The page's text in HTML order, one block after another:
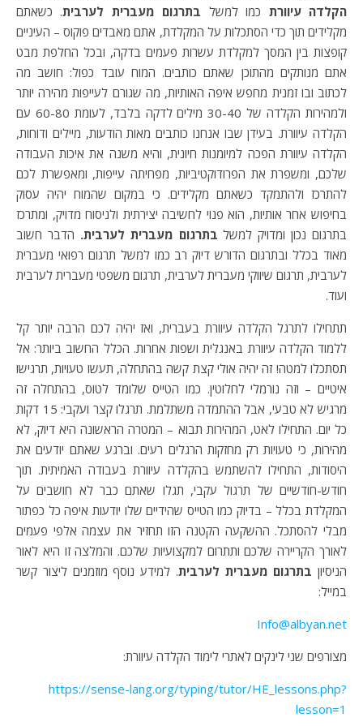
הקלדה עיוורת כמו למשל בתרגום מעברית לערבית. כשאתם
מקלידים תוך כדי הסתכלות על המקלדת, אתם מאבדים פוקוס – העיניים
קופצות בין המסך למקלדת עשרות פעמים בדקה, ובכל החלפת מבט
אתם מנותקים מהתוכן שאתם כותבים. המוח עובד כפול: חושב מה
לכתוב ובו זמנית מחפש איפה האותיות, מה שגורם לעייפות מהירה יותר
ולמהירות הקלדה של 30-40 מילים לדקה בלבד, לעומת 60-80 עם
הקלדה עיוורת. בעידן שבו אנחנו כותבים מאות הודעות, מיילים ודוחות,
הקלדה עיוורת הפכה למיומנות חיונית, והיא משנה את איכות העבודה
שלכם, ומשפרת את הפרודוקטיביות, מפחיתה עייפות, ומאפשרת לכם
להתרכז ולהתמקד כשאתם מקלידים. כי במקום שהמוח יהיה עסוק
בחיפוש אחר אותיות, הוא פנוי לחשיבה יצירתית ולניסוח מדויק, ומתרכז
בתרגום נכון ומדויק למשל בתרגום מעברית לערבית. הדבר חשוב
מאוד בכלל ובתרגום הדורש דיוק רב כמו למשל תרגום רפואי מעברית
לערבית, תרגום שיווקי מעברית לערבית, תרגום משפטי מעברית לערבית
ועוד.
תתחילו לתרגל הקלדה עיוורת בעברית, ואז יהיה לכם הרבה יותר קל
ללמוד הקלדה עיוורת באנגלית ושפות אחרות. הכלל החשוב ביותר: אל
תסתכלו למטה! זה יהיה אולי קצת קשה בהתחלה, תעשו טעויות, תרגישו
איטיים – וזה נורמלי לחלוטין. כמו הטייס שלומד לטוס, בהתחלה זה
מרגיש לא טבעי, אבל ההתמדה משתלמת. תרגלו קצר ועקבי: 15 דקות
כל יום. התחילו לאט, המהירות תבוא – המטרה הראשונה היא דיוק, לא
מהירות, כי טעויות רק מחזקות הרגלים רעים. וברגע שאתם יודעים את
היסודות, התחילו להשתמש בהקלדה עיוורת בעבודה האמיתית. תוך
חודש-חודשיים של תרגול עקבי, תגלו שאתם כבר לא חושבים על
המקלדת בכלל – בדיוק כמו הטייס שהידיים שלו יודעות איפה כל כפתור
מבלי להסתכל. ההשקעה הקטנה הזו תחזיר את עצמה אלפי פעמים
לאורך הקריירה שלכם ותתרום למקצועיות שלכם. והמלצה זו היא לאור
הניסיון בתרגום מעברית לערבית. למידע נוסף מוזמנים ליצור קשר
במייל:
Info@albyan.net
מצורפים שני לינקים לאתרי לימוד הקלדה עיוורת:
https://sense-lang.org/typing/tutor/HE_lessons.php?
lesson=1